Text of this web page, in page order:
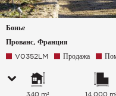
Бонье
Прованс, Франция
V0352LM Продажа
340 m² 14 000